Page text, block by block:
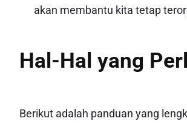
akan membantu kita tetap
Hal-Hal yang
Berikut adalah panduan yang